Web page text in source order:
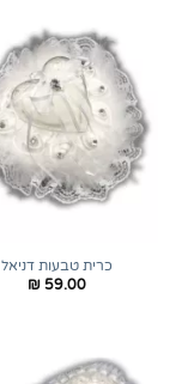
כרית טבעות דניאל
₪ 59.00